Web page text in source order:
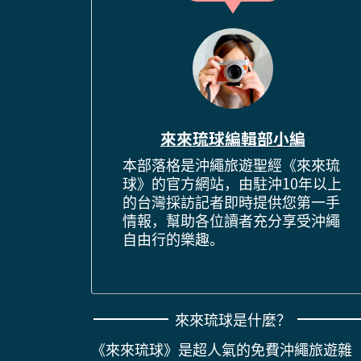
來來琉球編輯部小編
本部落格是沖繩旅遊聖經《來來琉
球》的官方網站，由駐沖10年以上
的台灣採訪記者即時提供您第一手
情報，幫助各位讀者充分享受沖繩
自由行的樂趣。
來來琉球是什麼？
《來來琉球》是超人氣的免費沖繩旅遊雜